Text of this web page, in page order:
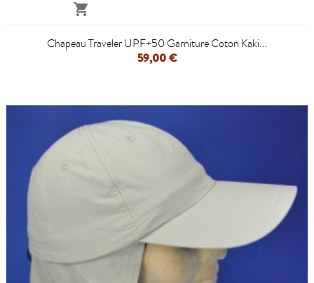

Chapeau Traveler UPF+50 Garniture Coton Kaki...
59,00 €